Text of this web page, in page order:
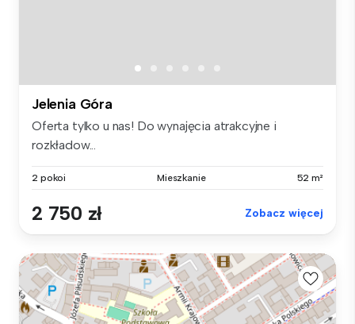
Jelenia Góra
Oferta tylko u nas! Do wynajęcia atrakcyjne i
rozkładow...
2 pokoi Mieszkanie 52 m²
2 750 zł Zobacz więcej